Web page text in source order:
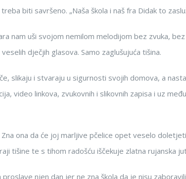
biti savršeno. „Naša škola i naš fra Didak to
nam uši svojom nemilom melodijom bez zvuka,
dječjih glasova. Samo zaglušujuća tišina.
slikaju i stvaraju u sigurnosti svojih domova, a
video linkova, zvukovnih i slikovnih zapisa i uz
Zna ona da će joj marljive pčelice opet veselo
tišine te s tihom radošću iščekuje zlatna rujanska
njen dan jer ne zna škola da je nisu